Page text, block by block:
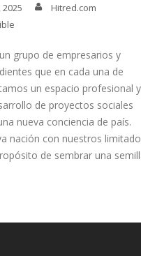
Hitred.com
grupo de empresarios y
que en cada una de
un espacio profesional y
de proyectos sociales
nueva conciencia de país.
nación con nuestros
de sembrar una